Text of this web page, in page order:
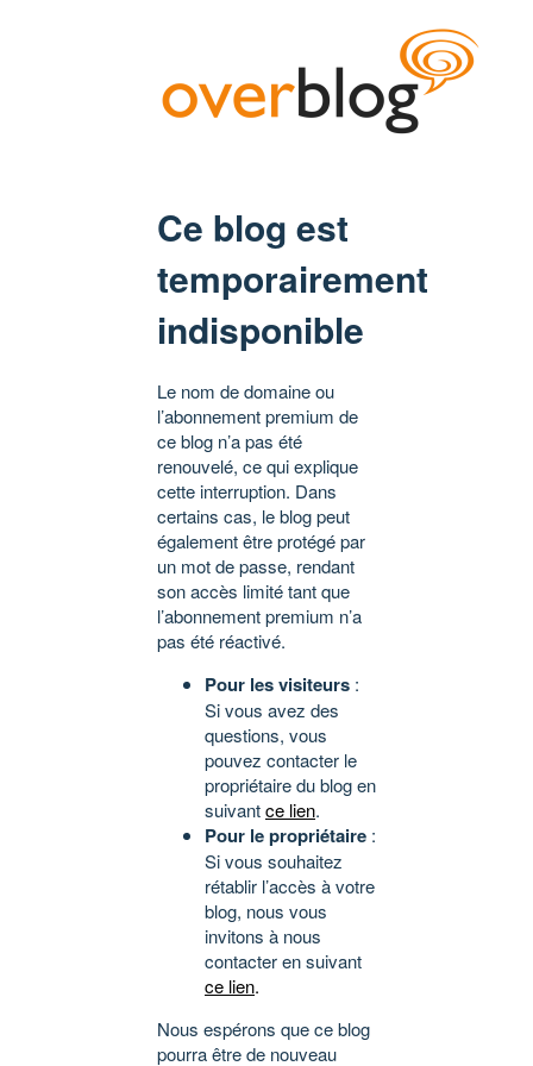
Ce blog est
temporairement
indisponible
Le nom de domaine ou
l’abonnement premium de
ce blog n’a pas été
renouvelé, ce qui explique
cette interruption. Dans
certains cas, le blog peut
également être protégé par
un mot de passe, rendant
son accès limité tant que
l’abonnement premium n’a
pas été réactivé.
Pour les visiteurs :
Si vous avez des
questions, vous
pouvez contacter le
propriétaire du blog en
suivantce lien.
Pour le propriétaire :
Si vous souhaitez
rétablir l’accès à votre
blog, nous vous
invitons à nous
contacter en suivant
ce lien.
Nous espérons que ce blog
pourra être de nouveau